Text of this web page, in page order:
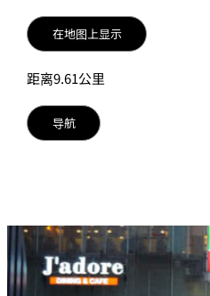
在地图上显示
距离9.61公里
导航